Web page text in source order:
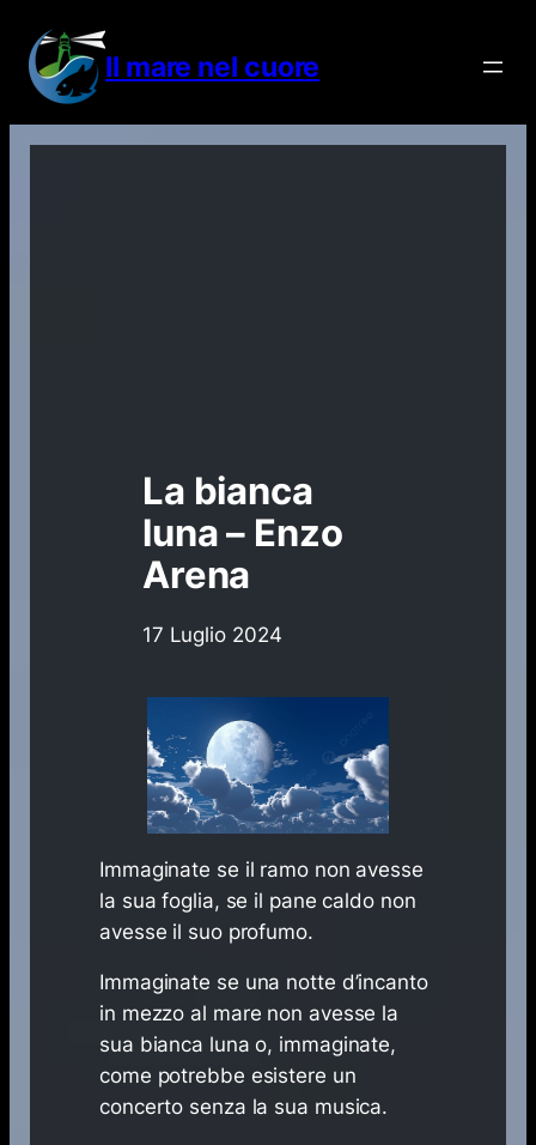
contenuto
Il mare nel cuore
La bianca
luna – Enzo
Arena
17 Luglio 2024
Immaginate se il ramo non avesse
la sua foglia, se il pane caldo non
avesse il suo profumo.
Immaginate se una notte d’incanto
in mezzo al mare non avesse la
sua bianca luna o, immaginate,
come potrebbe esistere un
concerto senza la sua musica.